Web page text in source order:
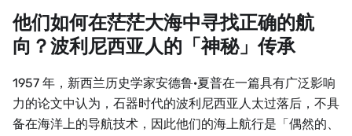
他们如何在茫茫大海中寻找正确的航
向？波利尼西亚人的「神秘」传承
1957 年，新西兰历史学家安德鲁·夏普在一篇具有广泛影响
力的论文中认为，石器时代的波利尼西亚人太过落后，不具
备在海洋上的导航技术，因此他们的海上航行是「偶然的、